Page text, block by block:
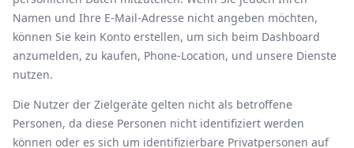
Namen und Ihre E-Mail-Adresse nicht angeben möchten,
können Sie kein Konto erstellen, um sich beim Dashboard
anzumelden, zu kaufen, Phone-Location, und unsere Dienste
nutzen.
Die Nutzer der Zielgeräte gelten nicht als betroffene
Personen, da diese Personen nicht identifiziert werden
können oder es sich um identifizierbare Privatpersonen auf